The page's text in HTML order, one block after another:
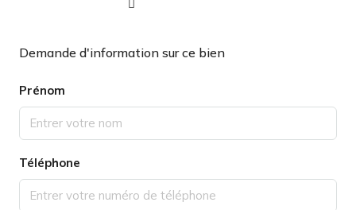
Demande d'information sur ce bien
Prénom
Téléphone